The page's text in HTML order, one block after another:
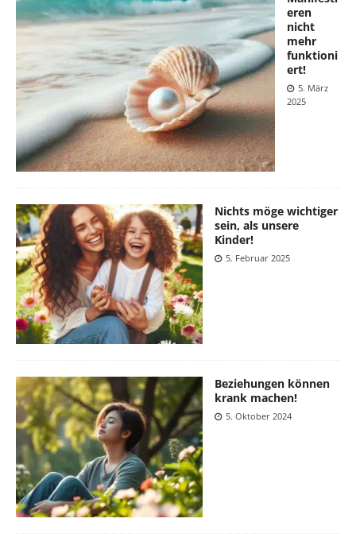
eren
nicht
mehr
funktioni
ert!
5. März
2025
Nichts möge wichtiger
sein, als unsere
Kinder!
5. Februar 2025
Beziehungen können
krank machen!
5. Oktober 2024